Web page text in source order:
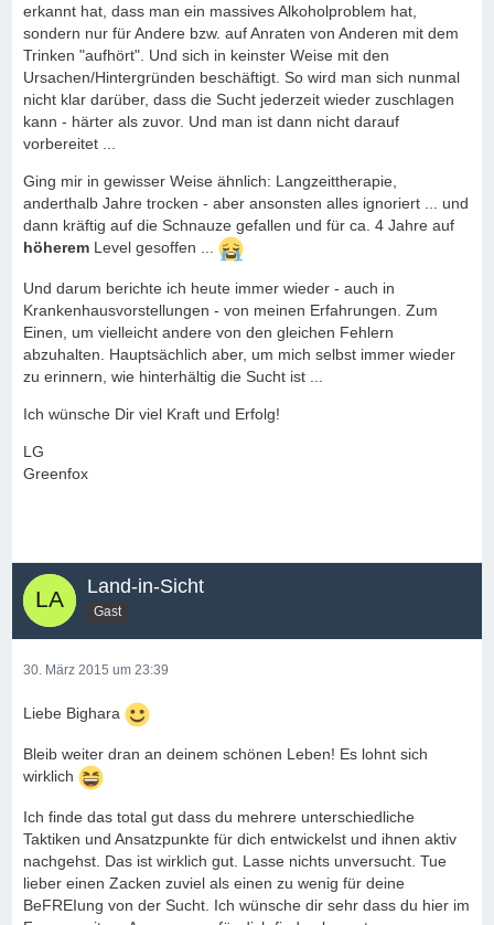
erkannt hat, dass man ein massives Alkoholproblem hat,
sondern nur für Andere bzw. auf Anraten von Anderen mit dem
Trinken "aufhört". Und sich in keinster Weise mit den
Ursachen/Hintergründen beschäftigt. So wird man sich nunmal
nicht klar darüber, dass die Sucht jederzeit wieder zuschlagen
kann - härter als zuvor. Und man ist dann nicht darauf
vorbereitet ...
Ging mir in gewisser Weise ähnlich: Langzeittherapie,
anderthalb Jahre trocken - aber ansonsten alles ignoriert ... und
dann kräftig auf die Schnauze gefallen und für ca. 4 Jahre auf
höherem Level gesoffen ...
Und darum berichte ich heute immer wieder - auch in
Krankenhausvorstellungen - von meinen Erfahrungen. Zum
Einen, um vielleicht andere von den gleichen Fehlern
abzuhalten. Hauptsächlich aber, um mich selbst immer wieder
zu erinnern, wie hinterhältig die Sucht ist ...
Ich wünsche Dir viel Kraft und Erfolg!
LG
Greenfox
Land-in-Sicht
Gast
30. März 2015 um 23:39
Liebe Bighara
Bleib weiter dran an deinem schönen Leben! Es lohnt sich
wirklich
Ich finde das total gut dass du mehrere unterschiedliche
Taktiken und Ansatzpunkte für dich entwickelst und ihnen aktiv
nachgehst. Das ist wirklich gut. Lasse nichts unversucht. Tue
lieber einen Zacken zuviel als einen zu wenig für deine
BeFREIung von der Sucht. Ich wünsche dir sehr dass du hier im